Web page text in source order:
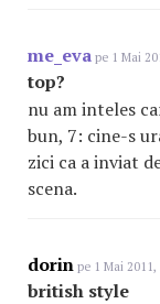
me_eva pe 1 Mai
top?
nu am inteles
bun, 7: cine-s
zici ca a inviat
scena.
dorin pe 1 Mai 2011,
british style